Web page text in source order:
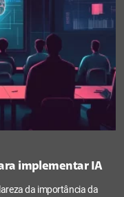
implementar IA
da importância da